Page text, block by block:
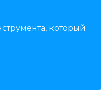
который